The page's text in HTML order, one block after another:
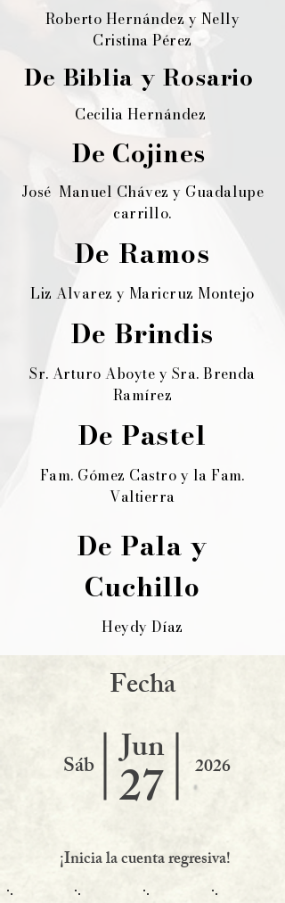
Roberto Hernández y Nelly
Cristina Pérez
De Biblia y Rosario
Cecilia Hernández
De Cojines
José Manuel Chávez y Guadalupe
carrillo.
De Ramos
Liz Alvarez y Maricruz Montejo
De Brindis
Sr. Arturo Aboyte y Sra. Brenda
Ramírez
De Pastel
Fam. Gómez Castro y la Fam.
Valtierra
De Pala y
Cuchillo
Heydy Díaz
Fecha
2026
27
Jun
Sáb
¡Inicia la cuenta regresiva!